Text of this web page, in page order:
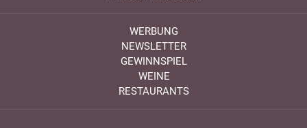
WERBUNG
NEWSLETTER
GEWINNSPIEL
WEINE
RESTAURANTS